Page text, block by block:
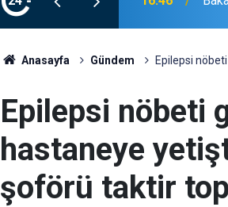
Anasayfa Gündem Epilepsi
Epilepsi nöbeti
hastaneye
şoförü taktir